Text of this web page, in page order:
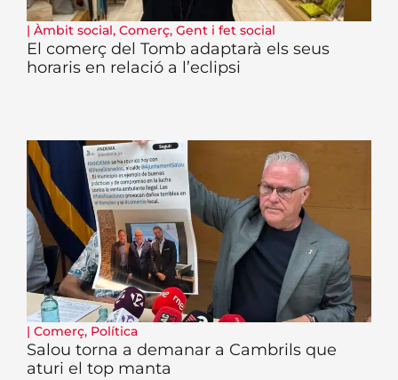
| Àmbit social, Comerç, Gent i fet social
El comerç del Tomb adaptarà els seus
horaris en relació a l’eclipsi
| Comerç, Política
Salou torna a demanar a Cambrils que
aturi el top manta